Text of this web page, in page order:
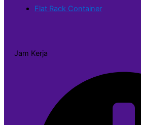
Flat Rack Container
Jam Kerja